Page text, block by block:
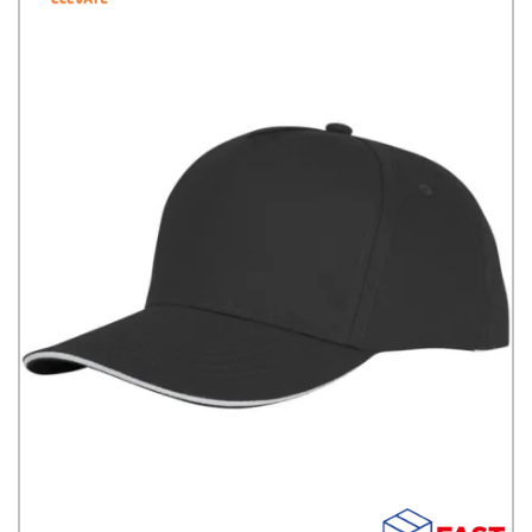
Cotone TwillCertificazione: BSCI (Business Social Compliance